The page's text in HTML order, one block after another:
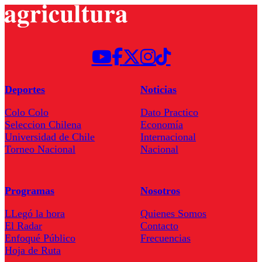
Deportes
Colo Colo
Seleccion Chilena
Universidad de Chile
Torneo Nacional
Noticias
Dato Practico
Economía
Internacional
Nacional
Programas
LLegó la hora
El Radar
Enfoqué Público
Hoja de Ruta
Nosotros
Quienes Somos
Contacto
Frecuencias